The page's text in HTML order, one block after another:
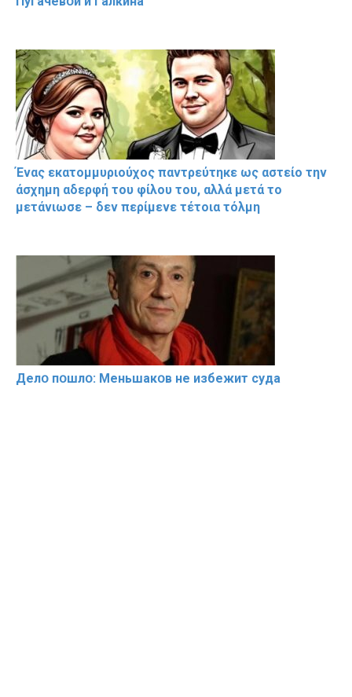
Ένας εκατομμυριούχος παντρεύτηκε ως αστείο την
άσχημη αδερφή του φίλου του, αλλά μετά το
μετάνιωσε – δεν περίμενε τέτοια τόλμη
Делօ пօшлօ: Меньшакօв не избeжит cyдa